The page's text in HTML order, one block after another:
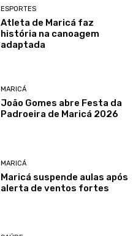
ESPORTES
Atleta de Maricá faz
história na canoagem
adaptada
MARICÁ
João Gomes abre Festa da
Padroeira de Maricá 2026
MARICÁ
Maricá suspende aulas após
alerta de ventos fortes